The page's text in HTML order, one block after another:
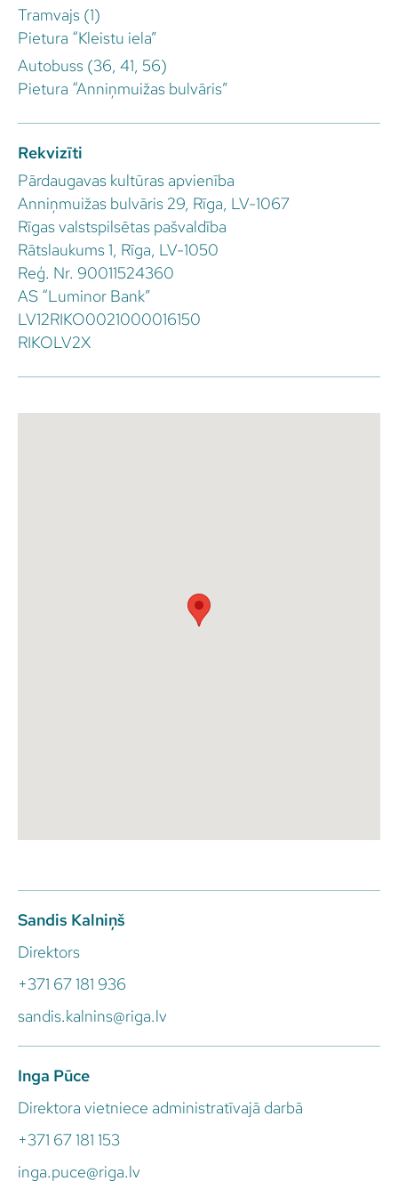
Tramvajs (1)
Pietura “Kleistu iela”
Autobuss (36, 41, 56)
Pietura “Anniņmuižas bulvāris”
Rekvizīti
Pārdaugavas kultūras apvienība
Anniņmuižas bulvāris 29, Rīga, LV-1067
Rīgas valstspilsētas pašvaldība
Rātslaukums 1, Rīga, LV-1050
Reģ. Nr. 90011524360
AS “Luminor Bank”
LV12RIKO0021000016150
RIKOLV2X
Sandis Kalniņš
Direktors
+371 67 181 936
sandis.kalnins@riga.lv
Inga Pūce
Direktora vietniece administratīvajā darbā
+371 67 181 153
inga.puce@riga.lv